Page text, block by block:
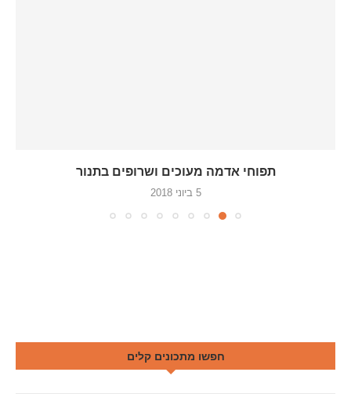
תפוחי אדמה מעוכים ושרופים בתנור
5 ביוני 2018
חפשו מתכונים קלים